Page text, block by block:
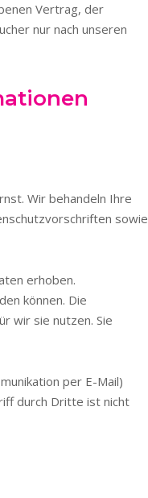
Vertrag, der
nur nach unseren
Wir behandeln Ihre
sowie
erhoben.
können. Die
wir sie nutzen. Sie
per E-Mail)
durch Dritte ist nicht